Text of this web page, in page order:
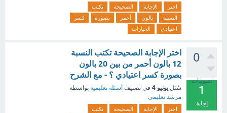
اختر الإجابة الصحيحة
تكتب
النسبة
بالون أحمر بصورة
كسر
اعتيادي
الخيارات
0
تصويتات
1
إجابة
اختر الإجابة الصحيحة تكتب النسبة
12 بالون أحمر من بين 20 بالون
بصورة كسر اعتيادي ؟ - مع الشرح
سُئل يونيو 4 في تصنيف أسئلة تعليمية بواسطة
مرشد تعليمي
اختر الإجابة الصحيحة
تكتب